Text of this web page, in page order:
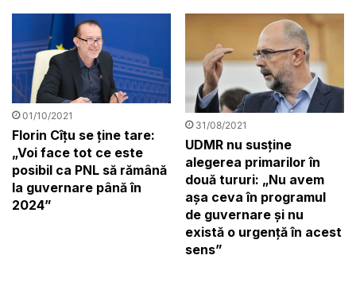
01/10/2021
Florin Cîțu se ține tare:
„Voi face tot ce este
posibil ca PNL să rămână
la guvernare până în
2024”
31/08/2021
UDMR nu susține
alegerea primarilor în
două tururi: „Nu avem
așa ceva în programul
de guvernare și nu
există o urgenţă în acest
sens”